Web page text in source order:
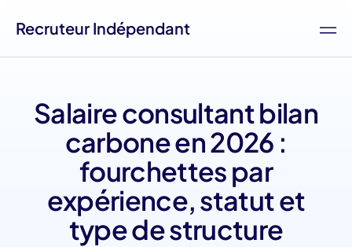
Recruteur Indépendant
Salaire consultant bilan
carbone en 2026 :
fourchettes par
expérience, statut et
type de structure